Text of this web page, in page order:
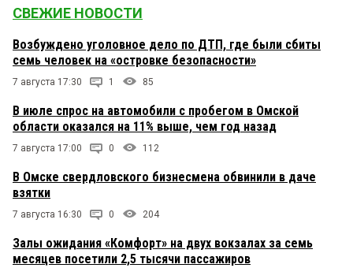
СВЕЖИЕ НОВОСТИ
Возбуждено уголовное дело по ДТП, где были сбиты
семь человек на «островке безопасности»
7 августа 17:30 1 85
В июле спрос на автомобили с пробегом в Омской
области оказался на 11% выше, чем год назад
7 августа 17:00 0 112
В Омске свердловского бизнесмена обвинили в даче
взятки
7 августа 16:30 0 204
Залы ожидания «Комфорт» на двух вокзалах за семь
месяцев посетили 2,5 тысячи пассажиров